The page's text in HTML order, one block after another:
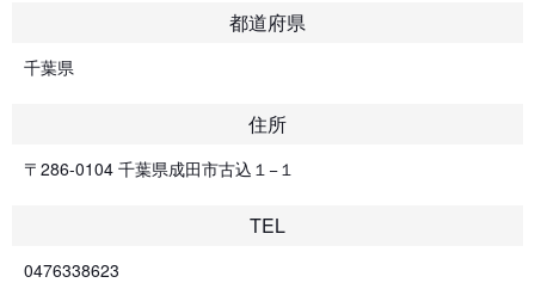
都道府県
千葉県
住所
〒286-0104 千葉県成田市古込１−１
TEL
0476338623